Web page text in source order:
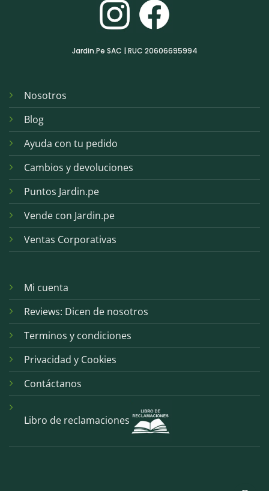
Jardin.Pe SAC | RUC 20606695994
Nosotros
Blog
Ayuda con tu pedido
Cambios y devoluciones
Puntos Jardin.pe
Vende con Jardin.pe
Ventas Corporativas
Mi cuenta
Reviews: Dicen de nosotros
Terminos y condiciones
Privacidad y Cookies
Contáctanos
Libro de reclamaciones